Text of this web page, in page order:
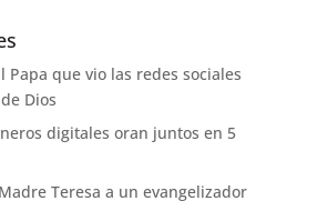
Papa que vio las redes sociales
Dios
digitales oran juntos en 5
Teresa a un evangelizador